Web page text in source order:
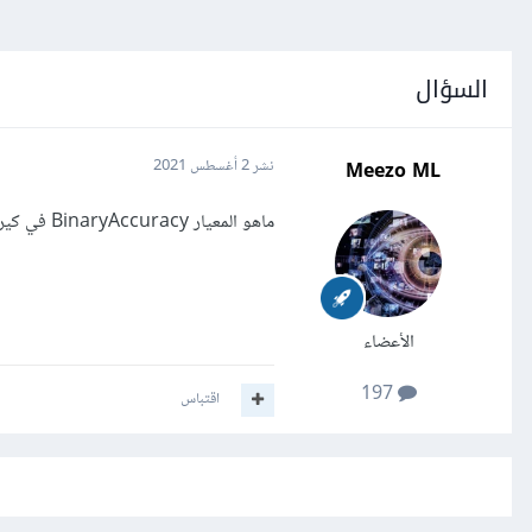
السؤال
Meezo ML
الأعضاء
197
نشر2 أغسطس 2021
ماهو المعيار BinaryAccuracy في كيراس Keras؟
اقتباس